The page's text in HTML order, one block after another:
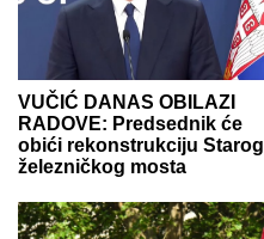
VUČIĆ DANAS OBILAZI
RADOVE: Predsednik će
obići rekonstrukciju Starog
železničkog mosta